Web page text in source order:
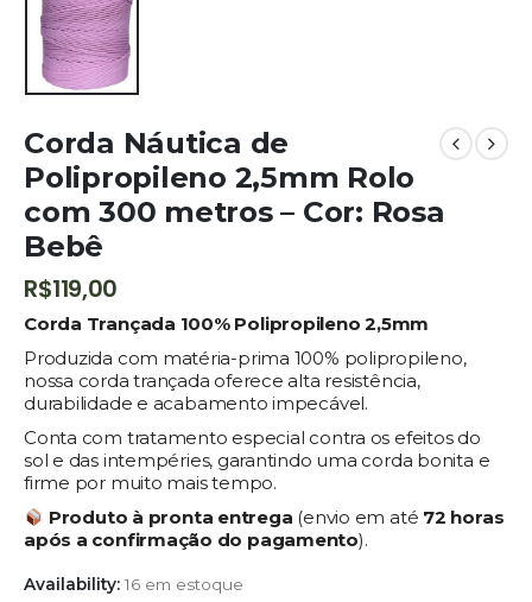
Corda Náutica de
Polipropileno 2,5mm Rolo
com 300 metros – Cor: Rosa
Bebê
R$119,00
Corda Trançada 100% Polipropileno 2,5mm
Produzida com matéria-prima 100% polipropileno,
nossa corda trançada oferece alta resistência,
durabilidade e acabamento impecável.
Conta com tratamento especial contra os efeitos do
sol e das intempéries, garantindo uma corda bonita e
firme por muito mais tempo.
Produto à pronta entrega (envio em até 72 horas
após a confirmação do pagamento).
Availability:16 em estoque